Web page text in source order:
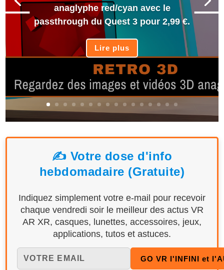
anaglyphe red/cyan avec le
passthrough du Quest 3 pour 2,99 €.
Lire plus
✍️ Votre dose d'info
hebdomadaire (Gratuite)
Indiquez simplement votre e-mail pour recevoir
chaque vendredi soir le meilleur des actus VR
AR XR, casques, lunettes, accessoires, jeux,
applications, tutos et astuces.